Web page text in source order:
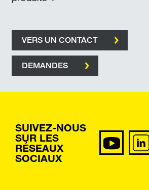
VERS UN CONTACT
DEMANDES
SUIVEZ-NOUS
SUR LES
RÉSEAUX
SOCIAUX